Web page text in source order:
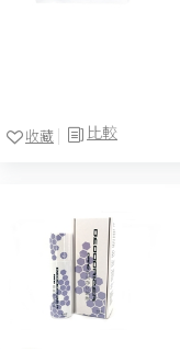
比較
收藏